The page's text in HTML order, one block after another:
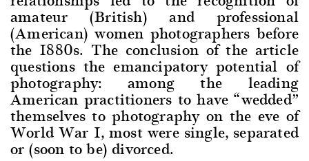
amateur (British) and professional
(American) women photographers before
the 1880s. The conclusion of the article
questions the emancipatory potential of
photography: among the leading
American practitioners to have “wedded”
themselves to photography on the eve of
World War I, most were single, separated
or (soon to be) divorced.